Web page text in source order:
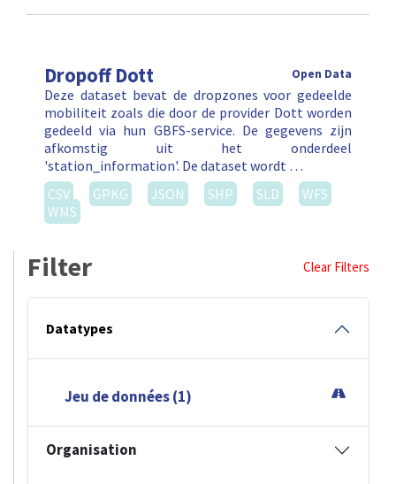
Dropoff Dott Open Data
Deze dataset bevat de dropzones voor gedeelde
mobiliteit zoals die door de provider Dott worden
gedeeld via hun GBFS-service. De gegevens zijn
afkomstig uit het onderdeel
'station_information'. De dataset wordt …
CSV
GPKG JSON SHP SLD
WFS
WMS
Filter Clear Filters
Datatypes
Jeu de données (1)
Organisation